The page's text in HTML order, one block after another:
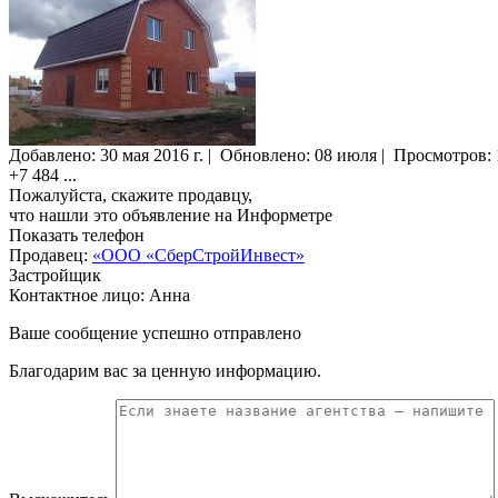
Добавлено: 30 мая 2016 г. | Обновлено: 08 июля | Просмотров:
+7 484 ...
Пожалуйста, скажите продавцу,
что нашли это объявление на Информетре
Показать телефон
Продавец: «ООО «СберСтройИнвест»
Застройщик
Контактное лицо: Анна
Ваше сообщение успешно отправлено
Благодарим вас за ценную информацию.